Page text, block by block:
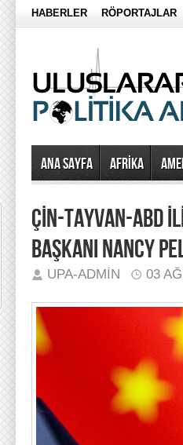
HABERLER RÖPORTAJLAR
Ana Sayfa AFRİKA
ÇİN-TAYVAN-ABD
BAŞKANI NANCY
UPA-ADMIN 03